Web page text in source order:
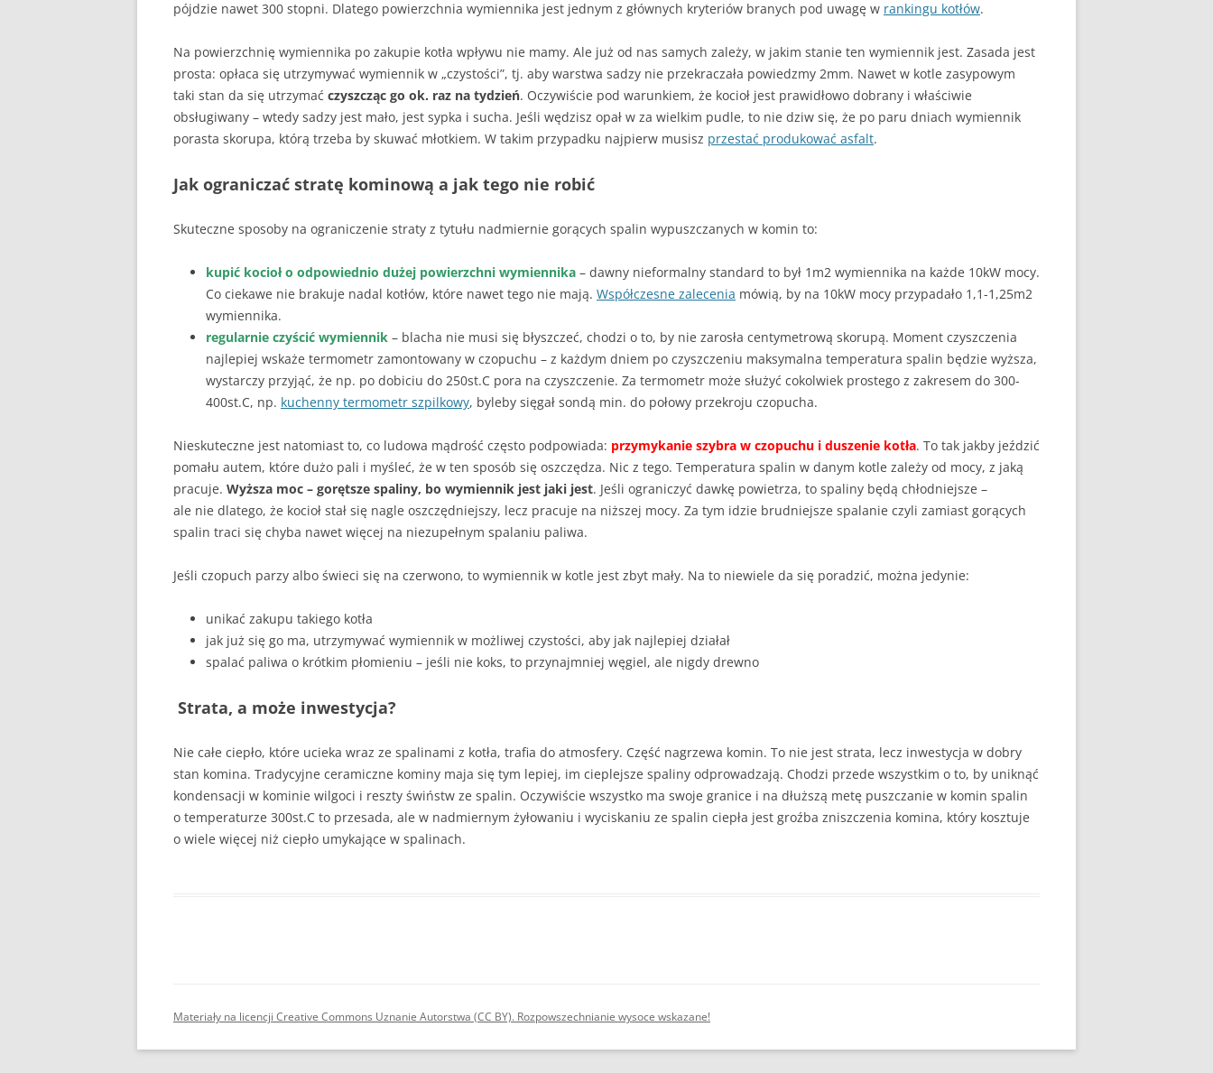
pójdzie nawet 300 stopni. Dlatego powierzchnia wymiennika jest jednym z głównych kryteriów branych pod uwagę w rankingu kotłów.
Na powierzchnię wymiennika po zakupie kotła wpływu nie mamy. Ale już od nas samych zależy, w jakim stanie ten wymiennik jest. Zasada jest
prosta: opłaca się utrzymywać wymiennik w „czystości”, tj. aby warstwa sadzy nie przekraczała powiedzmy 2mm. Nawet w kotle zasypowym
taki stan da się utrzymać czyszcząc go ok. raz na tydzień. Oczywiście pod warunkiem, że kocioł jest prawidłowo dobrany i właściwie
obsługiwany – wtedy sadzy jest mało, jest sypka i sucha. Jeśli wędzisz opał w za wielkim pudle, to nie dziw się, że po paru dniach wymiennik
porasta skorupa, którą trzeba by skuwać młotkiem. W takim przypadku najpierw musisz przestać produkować asfalt.
Jak ograniczać stratę kominową a jak tego nie robić
Skuteczne sposoby na ograniczenie straty z tytułu nadmiernie gorących spalin wypuszczanych w komin to:
kupić kocioł o odpowiednio dużej powierzchni wymiennika – dawny nieformalny standard to był 1m2 wymiennika na każde 10kW mocy.
Co ciekawe nie brakuje nadal kotłów, które nawet tego nie mają. Współczesne zalecenia mówią, by na 10kW mocy przypadało 1,1-1,25m2
wymiennika.
regularnie czyścić wymiennik – blacha nie musi się błyszczeć, chodzi o to, by nie zarosła centymetrową skorupą. Moment czyszczenia
najlepiej wskaże termometr zamontowany w czopuchu – z każdym dniem po czyszczeniu maksymalna temperatura spalin będzie wyższa,
wystarczy przyjąć, że np. po dobiciu do 250st.C pora na czyszczenie. Za termometr może służyć cokolwiek prostego z zakresem do 300-
400st.C, np. kuchenny termometr szpilkowy, byleby sięgał sondą min. do połowy przekroju czopucha.
Nieskuteczne jest natomiast to, co ludowa mądrość często podpowiada: przymykanie szybra w czopuchu i duszenie kotła. To tak jakby jeździć
pomału autem, które dużo pali i myśleć, że w ten sposób się oszczędza. Nic z tego. Temperatura spalin w danym kotle zależy od mocy, z jaką
pracuje. Wyższa moc – gorętsze spaliny, bo wymiennik jest jaki jest. Jeśli ograniczyć dawkę powietrza, to spaliny będą chłodniejsze –
ale nie dlatego, że kocioł stał się nagle oszczędniejszy, lecz pracuje na niższej mocy. Za tym idzie brudniejsze spalanie czyli zamiast gorących
spalin traci się chyba nawet więcej na niezupełnym spalaniu paliwa.
Jeśli czopuch parzy albo świeci się na czerwono, to wymiennik w kotle jest zbyt mały. Na to niewiele da się poradzić, można jedynie:
unikać zakupu takiego kotła
jak już się go ma, utrzymywać wymiennik w możliwej czystości, aby jak najlepiej działał
spalać paliwa o krótkim płomieniu – jeśli nie koks, to przynajmniej węgiel, ale nigdy drewno
Strata, a może inwestycja?
Nie całe ciepło, które ucieka wraz ze spalinami z kotła, trafia do atmosfery. Część nagrzewa komin. To nie jest strata, lecz inwestycja w dobry
stan komina. Tradycyjne ceramiczne kominy maja się tym lepiej, im cieplejsze spaliny odprowadzają. Chodzi przede wszystkim o to, by uniknąć
kondensacji w kominie wilgoci i reszty świństw ze spalin. Oczywiście wszystko ma swoje granice i na dłuższą metę puszczanie w komin spalin
o temperaturze 300st.C to przesada, ale w nadmiernym żyłowaniu i wyciskaniu ze spalin ciepła jest groźba zniszczenia komina, który kosztuje
o wiele więcej niż ciepło umykające w spalinach.
Materiały na licencji Creative Commons Uznanie Autorstwa (CC BY). Rozpowszechnianie wysoce wskazane!